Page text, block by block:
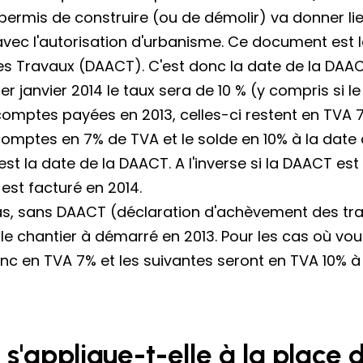
de construire (ou de démolir) va donner
l'autorisation d'urbanisme. Ce document est
Travaux (DAACT). C'est donc la date de la
janvier 2014 le taux sera de 10 % (y compris si
payées en 2013, celles-ci restent en TVA
en 7% de TVA et le solde en 10% à la
la date de la DAACT. A l'inverse si la DAACT
facturé en 2014.
sans DAACT (déclaration d'achèvement des
chantier à démarré en 2013. Pour les cas où
en TVA 7% et les suivantes seront en TVA 10%
t-elle à la place